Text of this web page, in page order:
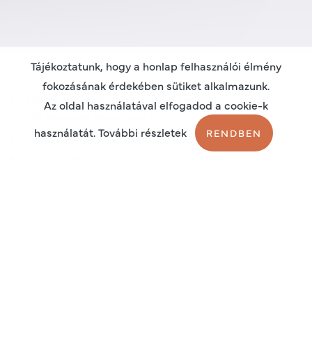
Átvételi pont, csak online rendelés esetén:
H-P: 800–1600
Tájékoztatunk, hogy a honlap felhasználói élmény
fokozásának érdekében sütiket alkalmazunk.
Az oldal használatával elfogadod a cookie-k
használatát. További részletek
RENDBEN